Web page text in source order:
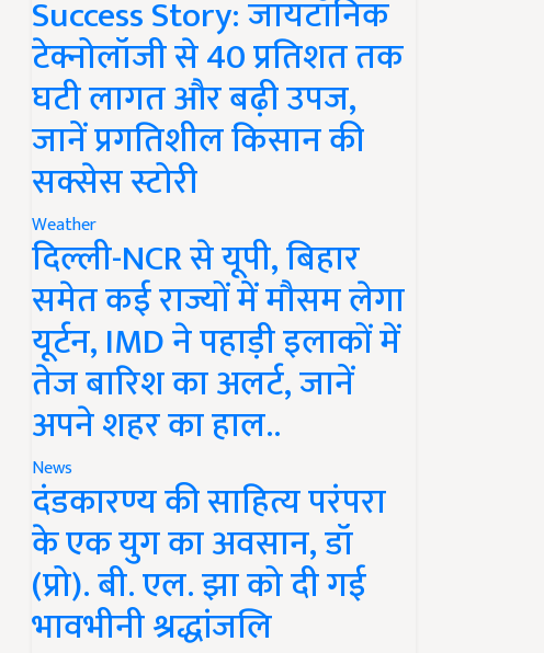
Success Story: जायटॉनिक
टेक्नोलॉजी से 40 प्रतिशत तक
घटी लागत और बढ़ी उपज,
जानें प्रगतिशील किसान की
सक्सेस स्टोरी
Weather
दिल्ली-NCR से यूपी, बिहार
समेत कई राज्यों में मौसम लेगा
यूर्टन, IMD ने पहाड़ी इलाकों में
तेज बारिश का अलर्ट, जानें
अपने शहर का हाल..
News
दंडकारण्य की साहित्य परंपरा
के एक युग का अवसान, डॉ
(प्रो). बी. एल. झा को दी गई
भावभीनी श्रद्धांजलि